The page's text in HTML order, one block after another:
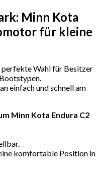
Minn Kota
für kleine
perfekte Wahl für Besitzer
einfach und schnell am
Minn Kota Endura C2
komfortable Position in